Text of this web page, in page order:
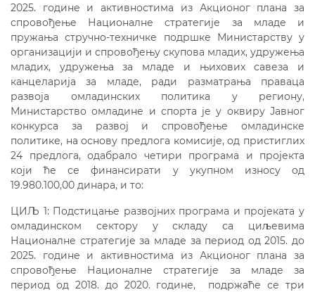
2025. године и активностима из Акционог плана за
спровођење Националне стратегије за младе и
пружања стручно-техничке подршке Министарству у
организацији и спровођењу скупова младих, удружења
младих, удружења за младе и њихових савеза и
канцеларија за младе, ради разматрања праваца
развоја омладинских политика у региону,
Министарство омладине и спорта је у оквиру Јавног
конкурса за развој и спровођење омладинске
политике, на основу предлога комисије, од пристиглих
24 предлога, одабрало четири програма и пројекта
који ће се финансирати у укупном износу од
19.980.100,00 динара, и то:
ЦИЉ 1: Подстицање развојних програма и пројеката у
омладинском сектору у складу са циљевима
Националне стратегије за младе за период од 2015. до
2025. године и активностима из Акционог плана за
спровођење Националне стратегије за младе за
период од 2018. до 2020. године, подржаће се три